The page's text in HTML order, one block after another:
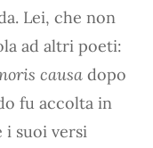
Lei, che non
ad altri poeti:
causa dopo
fu accolta in
suoi versi